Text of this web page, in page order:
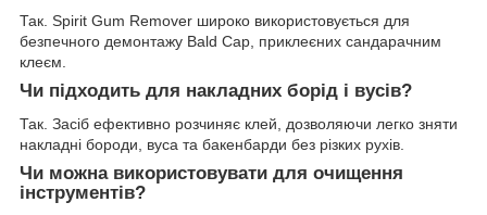
Так. Spirit Gum Remover широко використовується для
безпечного демонтажу Bald Cap, приклеєних сандарачним
клеєм.
Чи підходить для накладних борід і вусів?
Так. Засіб ефективно розчиняє клей, дозволяючи легко зняти
накладні бороди, вуса та бакенбарди без різких рухів.
Чи можна використовувати для очищення
інструментів?